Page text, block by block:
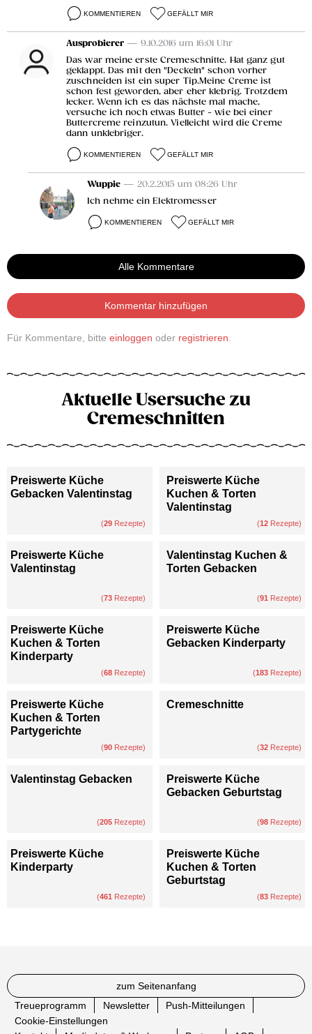
KOMMENTIEREN GEFÄLLT MIR
Ausprobierer — 9.10.2016 um 16:01 Uhr
Das war meine erste Cremeschnitte. Hat ganz gut
geklappt. Das mit den "Deckeln" schon vorher
zuschneiden ist ein super Tip.Meine Creme ist
schon fest geworden, aber eher klebrig. Trotzdem
lecker. Wenn ich es das nächste mal mache,
versuche ich noch etwas Butter - wie bei einer
Buttercreme reinzutun. Vielleicht wird die Creme
dann unklebriger.
KOMMENTIEREN GEFÄLLT MIR
Wuppie — 20.2.2015 um 08:26 Uhr
Ich nehme ein Elektromesser
KOMMENTIEREN GEFÄLLT MIR
Alle Kommentare
Kommentar hinzufügen
Für Kommentare, bitte einloggen oder registrieren
Aktuelle Usersuche zu
Cremeschnitten
Preiswerte Küche
Gebacken Valentinstag
(29 Rezepte)
Preiswerte Küche
Kuchen & Torten
Valentinstag
(12 Rezepte)
Preiswerte Küche
Valentinstag
(73 Rezepte)
Valentinstag Kuchen &
Torten Gebacken
(91 Rezepte)
Preiswerte Küche
Kuchen & Torten
Kinderparty
(68 Rezepte)
Preiswerte Küche
Gebacken Kinderparty
(183 Rezepte)
Preiswerte Küche
Kuchen & Torten
Partygerichte
(90 Rezepte)
Cremeschnitte
(32 Rezepte)
Valentinstag Gebacken
(205 Rezepte)
Preiswerte Küche
Gebacken Geburtstag
(98 Rezepte)
Preiswerte Küche
Kinderparty
(461 Rezepte)
Preiswerte Küche
Kuchen & Torten
Geburtstag
(83 Rezepte)
zum Seitenanfang
Treueprogramm
Newsletter
Push-Mitteilungen
Cookie-Einstellungen